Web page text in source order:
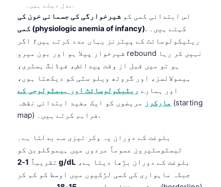
بدل دیتے ہیں۔.
اس ابتدائی کمی کو شیرخوارگی کی جسمانی خون کی
کمی (physiologic anemia of infancy). کہتے ہیں۔
ریٹیکولوسائٹ کے پیٹرنز یہاں مدد کرتے ہیں؛ اگر
شیرخوار پیلا ہو اور بون میرو rebound نہیں کر رہا
ہو تو میں قبل از وقت پیدائش، فیڈنگ ہسٹری،
ہیمولائسز، اور گروتھ ویلو سٹی کو دیکھتا ہوں،
اور ہمارے ریٹیکولوسائٹ اور ہیمٹولوجی کے
مارکرز مریضوں کو ایک مفید ابتدائی نقشہ (starting
map) فراہم کرتے ہیں۔.
بلوغت کے دوران یہ وکر تیزی سے بدلتا ہے۔
ٹیسٹوسٹیرون عموماً مردوں میں ہیموگلوبن کو
تقریباً 1-2 g/dL
جبکہ ماہواری کی کمی لڑکیوں میں اوسط کو کم کر